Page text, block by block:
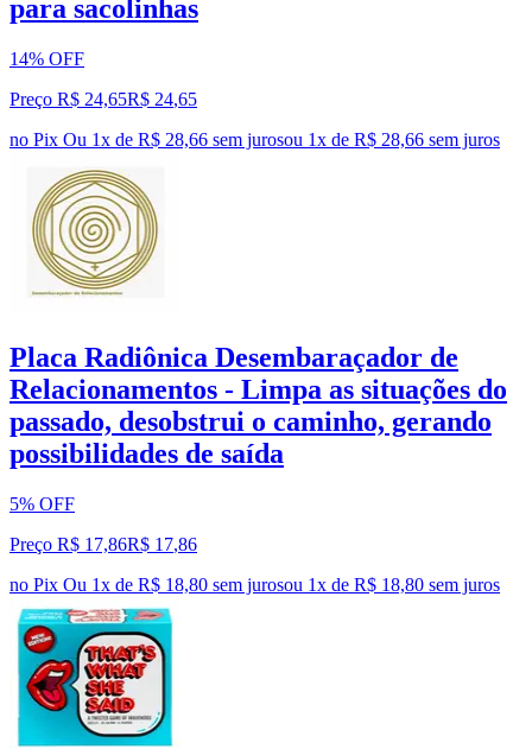
para sacolinhas
14% OFF
Preço R$ 24,65R$ 24,65
no Pix Ou 1x de R$ 28,66 sem jurosou 1x de R$ 28,66 sem juros
Placa Radiônica Desembaraçador de
Relacionamentos - Limpa as situações do
passado, desobstrui o caminho, gerando
possibilidades de saída
5% OFF
Preço R$ 17,86R$ 17,86
no Pix Ou 1x de R$ 18,80 sem jurosou 1x de R$ 18,80 sem juros